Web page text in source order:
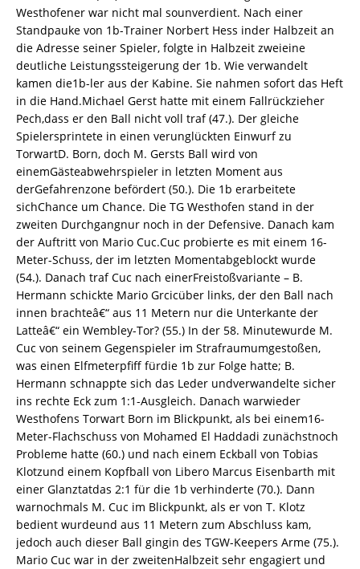
Westhofener war nicht mal sounverdient. Nach einer
Standpauke von 1b-Trainer Norbert Hess inder Halbzeit an
die Adresse seiner Spieler, folgte in Halbzeit zweieine
deutliche Leistungssteigerung der 1b. Wie verwandelt
kamen die1b-ler aus der Kabine. Sie nahmen sofort das Heft
in die Hand.Michael Gerst hatte mit einem Fallrückzieher
Pech,dass er den Ball nicht voll traf (47.). Der gleiche
Spielersprintete in einen verunglückten Einwurf zu
TorwartD. Born, doch M. Gersts Ball wird von
einemGästeabwehrspieler in letzten Moment aus
derGefahrenzone befördert (50.). Die 1b erarbeitete
sichChance um Chance. Die TG Westhofen stand in der
zweiten Durchgangnur noch in der Defensive. Danach kam
der Auftritt von Mario Cuc.Cuc probierte es mit einem 16-
Meter-Schuss, der im letzten Momentabgeblockt wurde
(54.). Danach traf Cuc nach einerFreistoßvariante – B.
Hermann schickte Mario Grcicüber links, der den Ball nach
innen brachteâ€“ aus 11 Metern nur die Unterkante der
Latteâ€“ ein Wembley-Tor? (55.) In der 58. Minutewurde M.
Cuc von seinem Gegenspieler im Strafraumumgestoßen,
was einen Elfmeterpfiff fürdie 1b zur Folge hatte; B.
Hermann schnappte sich das Leder undverwandelte sicher
ins rechte Eck zum 1:1-Ausgleich. Danach warwieder
Westhofens Torwart Born im Blickpunkt, als bei einem16-
Meter-Flachschuss von Mohamed El Haddadi zunächstnoch
Probleme hatte (60.) und nach einem Eckball von Tobias
Klotzund einem Kopfball von Libero Marcus Eisenbarth mit
einer Glanztatdas 2:1 für die 1b verhinderte (70.). Dann
warnochmals M. Cuc im Blickpunkt, als er von T. Klotz
bedient wurdeund aus 11 Metern zum Abschluss kam,
jedoch auch dieser Ball gingin des TGW-Keepers Arme (75.).
Mario Cuc war in der zweitenHalbzeit sehr engagiert und